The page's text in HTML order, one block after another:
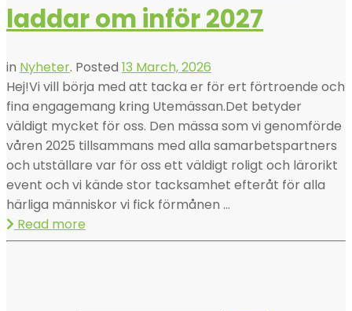
laddar om inför 2027
in Nyheter. Posted 13 March, 2026
Hej!Vi vill börja med att tacka er för ert förtroende och
fina engagemang kring Utemässan.Det betyder
väldigt mycket för oss. Den mässa som vi genomförde
våren 2025 tillsammans med alla samarbetspartners
och utställare var för oss ett väldigt roligt och lärorikt
event och vi kände stor tacksamhet efteråt för alla
härliga människor vi fick förmånen ...
Read more